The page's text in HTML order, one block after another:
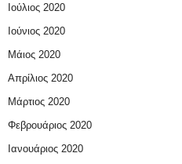
Ιούλιος 2020
Ιούνιος 2020
Μάιος 2020
Απρίλιος 2020
Μάρτιος 2020
Φεβρουάριος 2020
Ιανουάριος 2020